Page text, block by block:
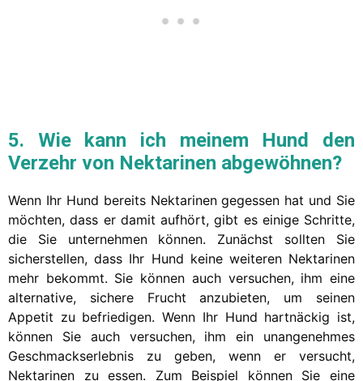
5. Wie kann ich meinem Hund den
Verzehr von Nektarinen abgewöhnen?
Wenn Ihr Hund bereits Nektarinen gegessen hat und Sie
möchten, dass er damit aufhört, gibt es einige Schritte,
die Sie unternehmen können. Zunächst sollten Sie
sicherstellen, dass Ihr Hund keine weiteren Nektarinen
mehr bekommt. Sie können auch versuchen, ihm eine
alternative, sichere Frucht anzubieten, um seinen
Appetit zu befriedigen. Wenn Ihr Hund hartnäckig ist,
können Sie auch versuchen, ihm ein unangenehmes
Geschmackserlebnis zu geben, wenn er versucht,
Nektarinen zu essen. Zum Beispiel können Sie eine